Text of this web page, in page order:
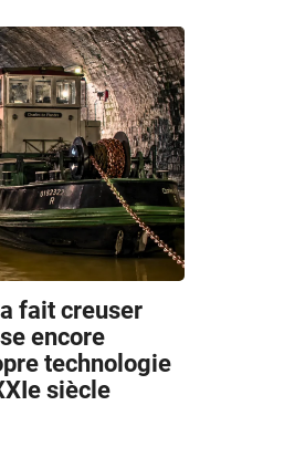
fait creuser
encore
technologie
siècle